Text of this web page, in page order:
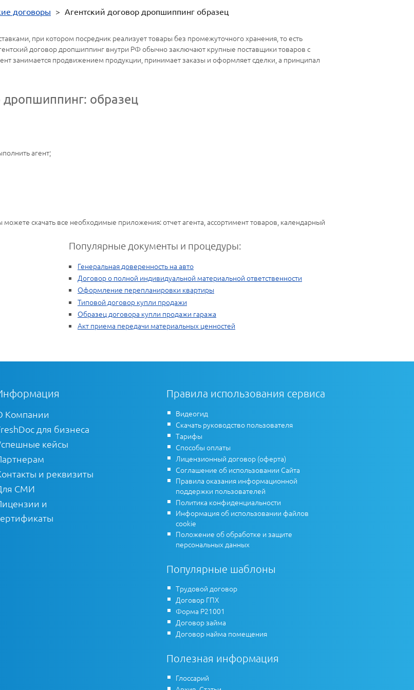
договоры > Агентский договор дропшиппинг образец
при котором посредник реализует товары без промежуточного хранения, то есть
договор дропшиппинг внутри РФ обычно заключают крупные поставщики товаров с
занимается продвижением продукции, принимает заказы и оформляет сделки, а принципал
дропшиппинг: образец
агент;
скачать все необходимые приложения: отчет агента, ассортимент товаров, календарный
Популярные документы и процедуры:
Генеральная доверенность на авто
Договор о полной индивидуальной материальной ответственности
Оформление перепланировки квартиры
Типовой договор купли продажи
Образец договора купли продажи гаража
Акт приема передачи материальных ценностей
Компании
для бизнеса
кейсы
и реквизиты
СМИ
и
Правила использования сервиса
Видеогид
Скачать руководство пользователя
Тарифы
Способы оплаты
Лицензионный договор (оферта)
Соглашение об использовании Сайта
Правила оказания информационной
поддержки пользователей
Политика конфиденциальности
Информация об использовании файлов
cookie
Положение об обработке и защите
персональных данных
Популярные шаблоны
Трудовой договор
Договор ГПХ
Форма Р21001
Договор займа
Договор найма помещения
Полезная информация
Глоссарий